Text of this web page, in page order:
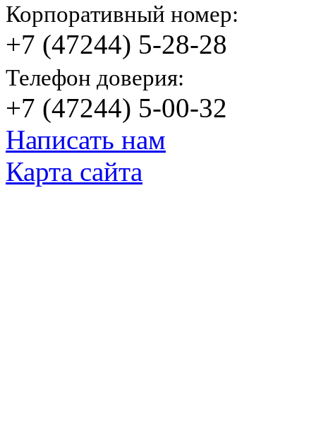
Корпоративный номер:
+7 (47244) 5-28-28
Телефон доверия:
+7 (47244) 5-00-32
Написать нам
Карта сайта